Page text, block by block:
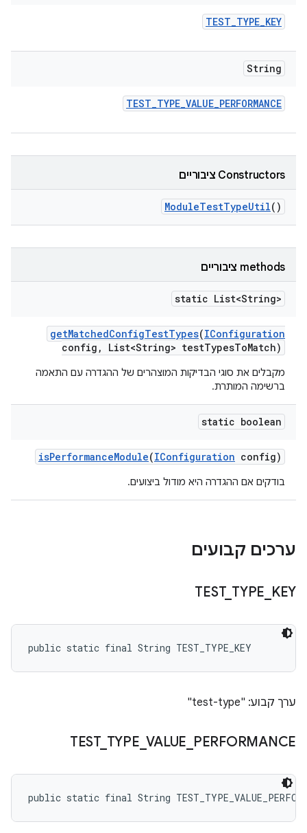
TEST_TYPE_KEY
String
TEST_TYPE_VALUE_PERFORMANCE
‫Constructors ציבוריים
ModuleTestTypeUtil()
‫methods ציבוריים
static List<String>
getMatchedConfigTestTypes(IConfiguration
config , List<String> testTypesToMatch)
מקבלים את סוגי הבדיקות המוצהרים של ההגדרה עם התאמה
ברשימה המותרת.
static boolean
isPerformanceModule(IConfiguration config)
בודקים אם ההגדרה היא מודול ביצועים.
ערכים קבועים
TEST_ TYPE KEY
public static final String TEST_TYPE_KEY
ערך קבוע: "test-type"
TEST_ TYPE _VALUE PERFORMANCE
public static final String